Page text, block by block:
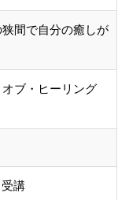
間で自分の癒しが
ブ・ヒーリング
講